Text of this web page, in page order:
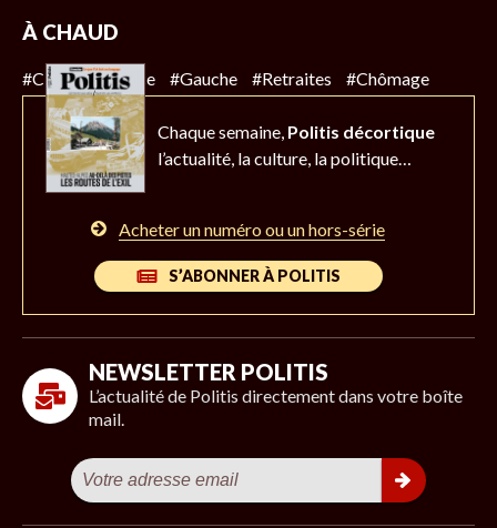
À CHAUD
#Climat #Police #Gauche #Retraites #Chômage
Chaque semaine, Politis décortique
l’actualité, la culture, la politique…
Acheter un numéro ou un hors-série
S’ABONNER À POLITIS
NEWSLETTER POLITIS
L’actualité de Politis directement dans votre boîte
mail.